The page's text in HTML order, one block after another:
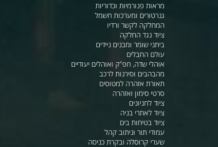
מראות פנורמיות וכדוריות
גנרטורים ומערכות חשמל
המחלקה לקשר ורדיו
ציוד נגד החלקה
ביתני שומר ומבנים ניידים
עולם החבלים
אוהלי שדה, חפ"ק ואוהלים יעודיים
מהבהבים וסירנות לרכב
תאורת אזהרה למטוסים
סרטי סימון ואזהרה
ציוד לחניונים
ציוד לאתרי בניה
ציוד בטיחות בים
עמודי תור וניתוב קהל
שערי קרוסלה ובקרת כניסה